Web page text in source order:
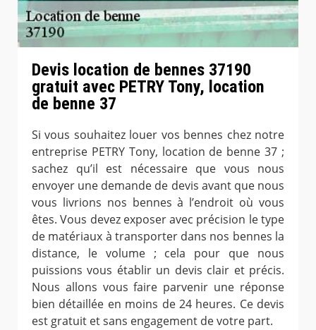
Devis location de bennes 37190
gratuit avec PETRY Tony, location
de benne 37
Si vous souhaitez louer vos bennes chez notre
entreprise PETRY Tony, location de benne 37 ;
sachez qu’il est nécessaire que vous nous
envoyer une demande de devis avant que nous
vous livrions nos bennes à l’endroit où vous
êtes. Vous devez exposer avec précision le type
de matériaux à transporter dans nos bennes la
distance, le volume ; cela pour que nous
puissions vous établir un devis clair et précis.
Nous allons vous faire parvenir une réponse
bien détaillée en moins de 24 heures. Ce devis
est gratuit et sans engagement de votre part.